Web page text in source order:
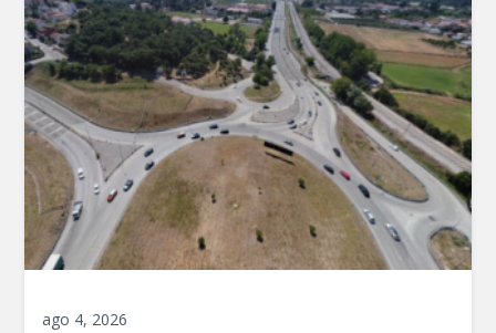
ago 4, 2026